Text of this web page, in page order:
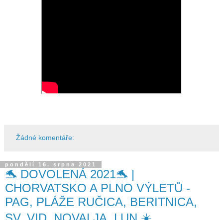
Žádné komentáře:
pondělí 16. srpna 2021
🐬 DOVOLENÁ 2021🐬 |
CHORVATSKO A PLNO VÝLETŮ -
PAG, PLÁŽE RUČICA, BERITNICA,